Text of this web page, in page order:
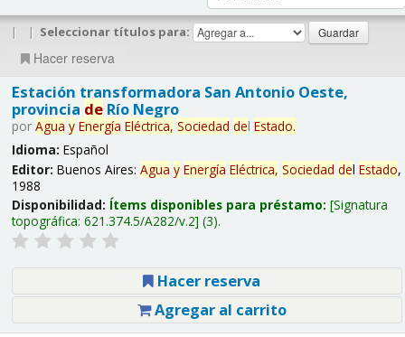
| | Seleccionar títulos para:
Hacer reserva
Estación transformadora San Antonio Oeste,
provincia deRío Negro
por Agua y Energía Eléctrica, Sociedad del Estado.
Idioma: Español
Editor: Buenos Aires: Agua y Energía Eléctrica, Sociedad del Estado,
1988
Disponibilidad: Ítems disponibles para préstamo: Signatura
topográfica: 621.374.5/A282/v.2 (3).
Hacer reserva
Agregar al carrito